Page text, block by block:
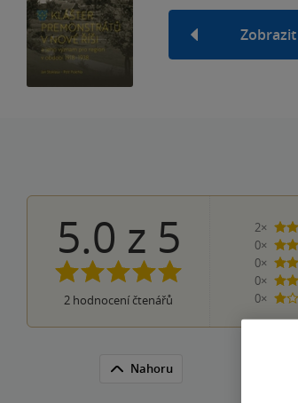
5.0 z 5
2 hodnocení čtenářů
2×
0×
0×
0×
0×
1
Nahoru